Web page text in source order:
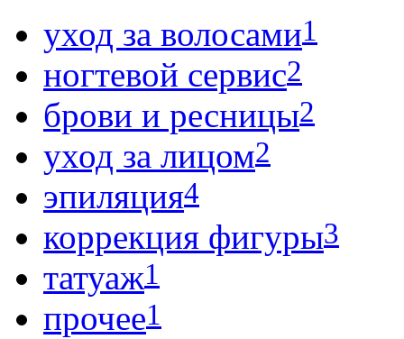
уход за волосами1
ногтевой сервис2
брови и ресницы2
уход за лицом2
эпиляция4
коррекция фигуры3
татуаж1
прочее1